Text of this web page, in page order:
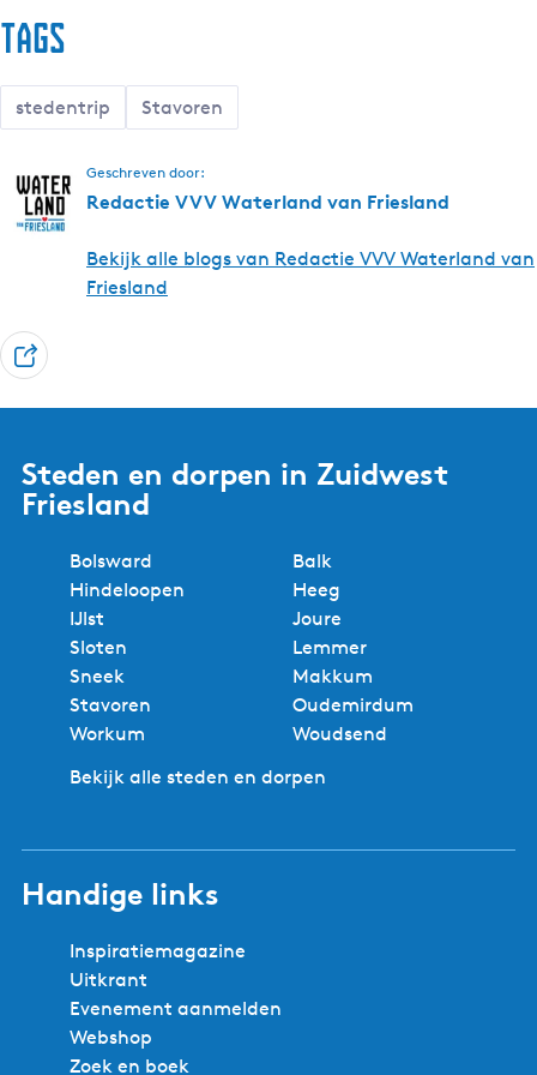
e
o
r
e
n
Tags
stedentrip Stavoren
Geschreven door:
Redactie VVV Waterland van Friesland
Bekijk alle blogs van Redactie VVV Waterland van
Friesland
D
Steden en dorpen in Zuidwest
Friesland
Bolsward
Balk
Hindeloopen
Heeg
IJlst
Joure
Sloten
Lemmer
Sneek
Makkum
Stavoren
Oudemirdum
Workum
Woudsend
Bekijk alle steden en dorpen
Handige links
Inspiratiemagazine
Uitkrant
Evenement aanmelden
Webshop
Zoek en boek